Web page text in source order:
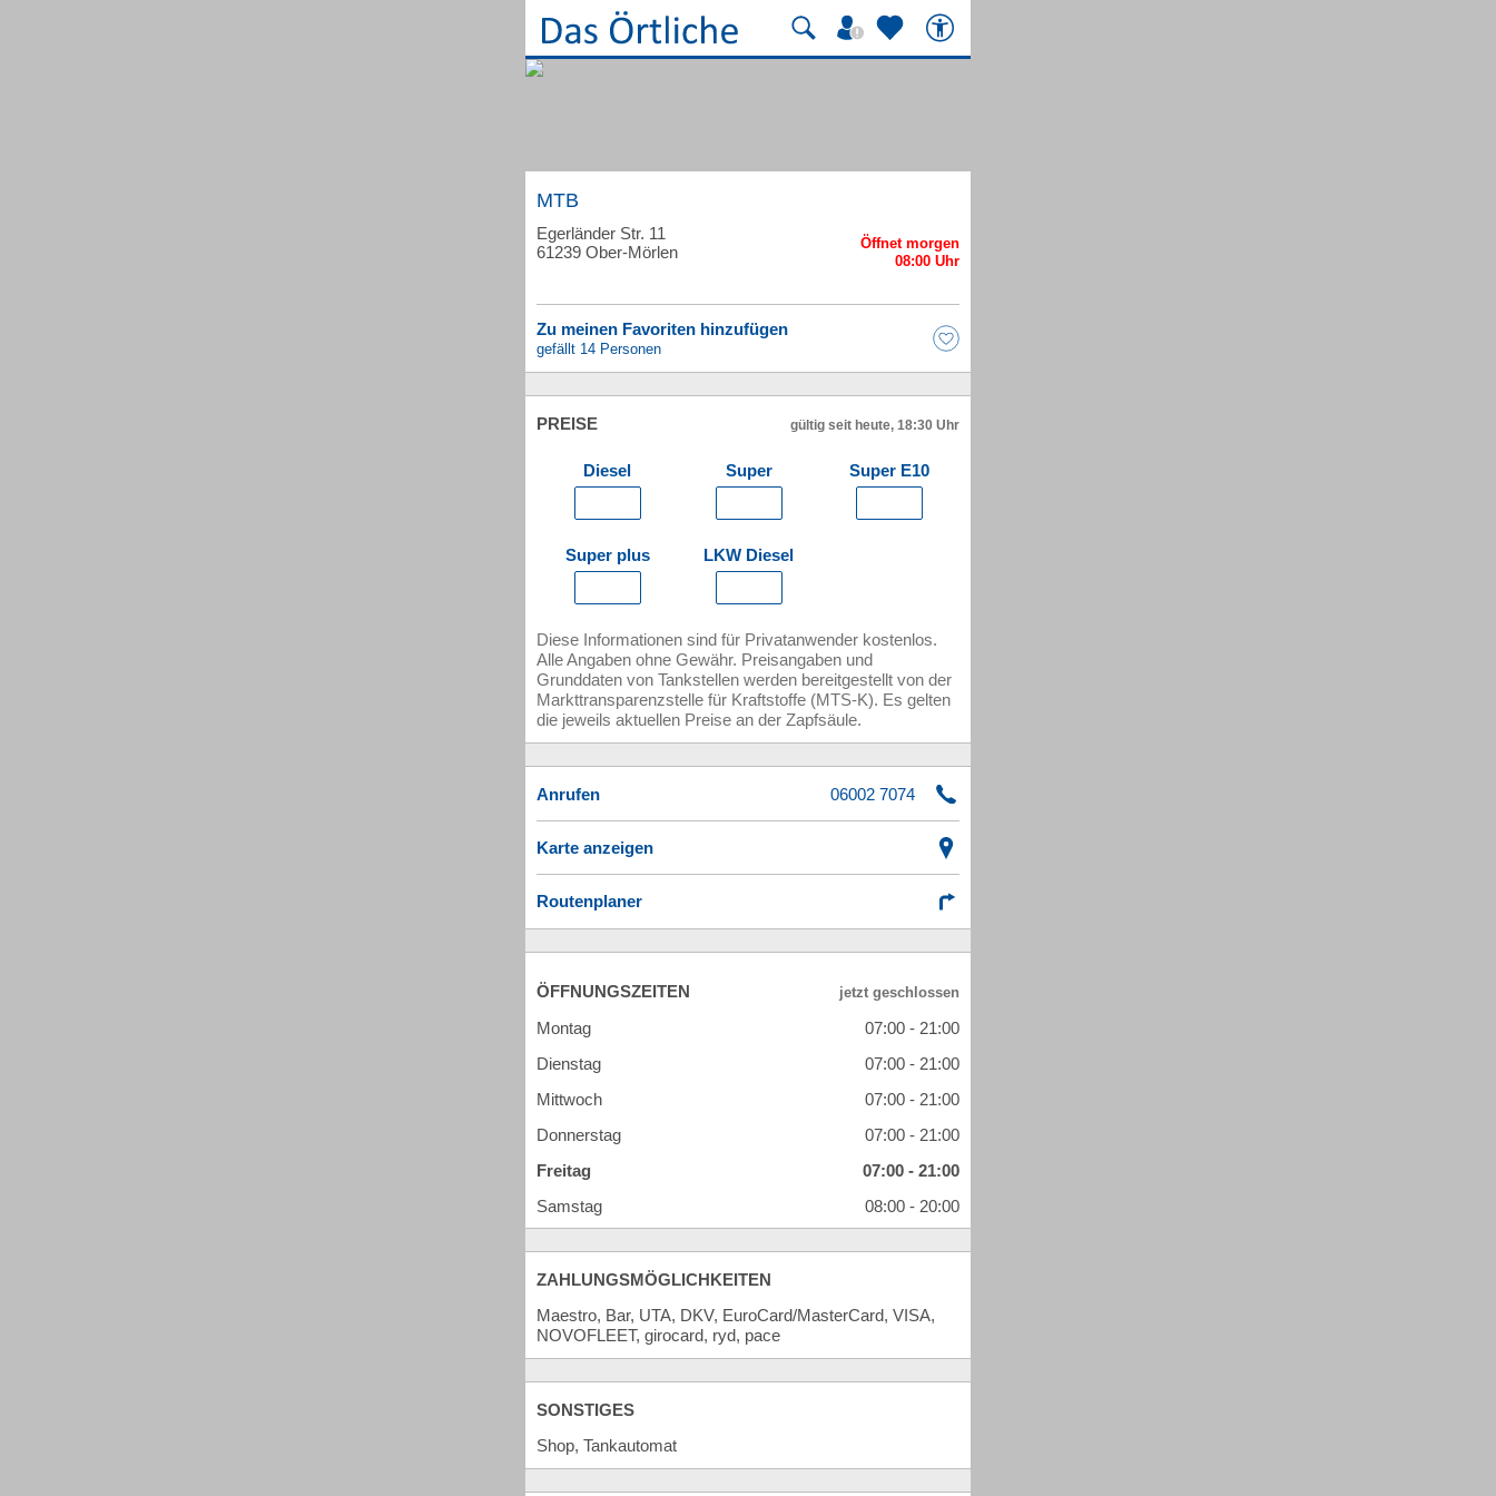
MTB
Egerländer Str. 11
61239 Ober-Mörlen
Zu meinen Favoriten hinzufügen
gefällt 14 Personen
PREISE gültig seit heute, 18:30 Uhr
Diesel Super Super E10
Super plus LKW Diesel
Diese Informationen sind für Privatanwender kostenlos.
Alle Angaben ohne Gewähr. Preisangaben und
Grunddaten von Tankstellen werden bereitgestellt von der
Markttransparenzstelle für Kraftstoffe (MTS-K). Es gelten
die jeweils aktuellen Preise an der Zapfsäule.
Anrufen
Karte anzeigen
Routenplaner
ÖFFNUNGSZEITEN
Montag
07:00 - 21:00
Dienstag
07:00 - 21:00
Mittwoch
07:00 - 21:00
Donnerstag
07:00 - 21:00
Freitag
07:00 - 21:00
Samstag
08:00 - 20:00
ZAHLUNGSMÖGLICHKEITEN
Maestro, Bar, UTA, DKV, EuroCard/MasterCard, VISA,
NOVOFLEET, girocard, ryd, pace
SONSTIGES
Shop, Tankautomat